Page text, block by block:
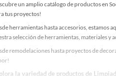
un amplio catálogo de productos en
tus proyectos!
herramientas hasta accesorios, estamos
selección de herramientas, materiales y
remodelaciones hasta proyectos de
la variedad de productos de